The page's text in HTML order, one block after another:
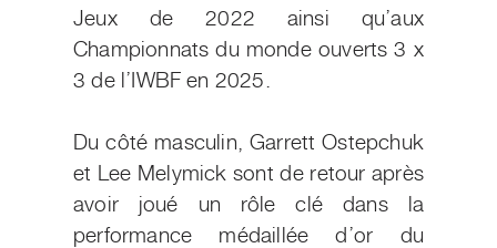
Jeux de 2022 ainsi qu’aux
Championnats du monde ouverts 3 x
3 de l’IWBF en 2025.
Du côté masculin, Garrett Ostepchuk
et Lee Melymick sont de retour après
avoir joué un rôle clé dans la
performance médaillée d’or du